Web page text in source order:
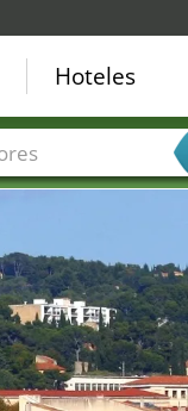
Hoteles
de servicios